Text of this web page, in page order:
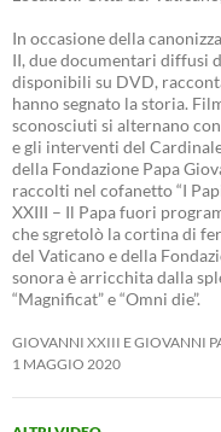
In occasione della
II, due documentari diffusi
disponibili su DVD,
hanno segnato la storia.
sconosciuti si alternano
e gli interventi del
della Fondazione Papa
raccolti nel cofanetto “I
XXIII – Il Papa fuori
che sgretolò la cortina di
del Vaticano e della
sonora è arricchita dalla
“Magnificat” e “Omni die”.
GIOVANNI XXIII E GIOVANNI
1 MAGGIO 2020